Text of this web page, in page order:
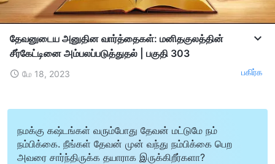
தேவனுடைய அனுதின வார்த்தைகள்: மனிதகுலத்தின்
சீர்கேட்டினை அம்பலப்படுத்துதல் | பகுதி 303
மே 18, 2023 பகிர்க
நமக்கு கஷ்டங்கள் வரும்போது தேவன் மட்டுமே நம்
நம்பிக்கை. நீங்கள் தேவன் முன் வந்து நம்பிக்கை பெற
அவரை சார்ந்திருக்க தயாராக இருக்கிறீர்களா?